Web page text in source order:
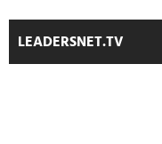
Verwendung unserer
soziale Medien,
Partner führen diese
LEADERSNET.TV